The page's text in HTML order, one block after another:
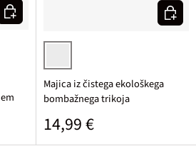
Izberi varianto
svetlo modra potiskana
Majica iz čistega ekološkega
bombažnega trikoja
Običajna cena
14,99 €
Izberi